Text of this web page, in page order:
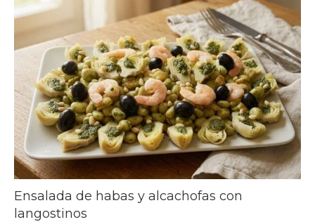
Ensalada de habas y alcachofas con
langostinos